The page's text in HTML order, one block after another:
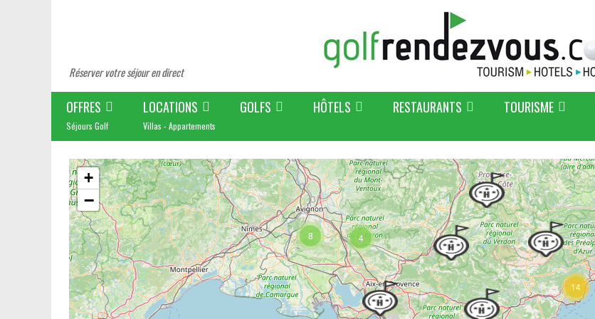
Réserver votre séjour en direct
OFFRES
Séjours Golf
LOCATIONS
Villas - Appartements
GOLFS HÔTELS RESTAURANTS TOURISME
14
4
8
+
−